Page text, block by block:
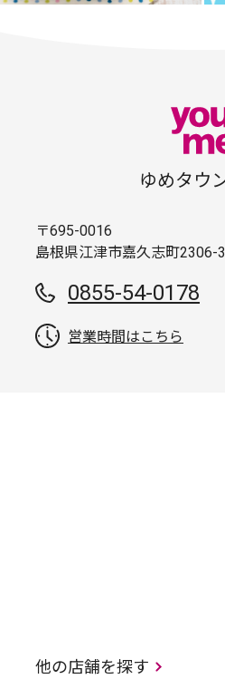
ゆめタウ
〒695-0016
島根県江津市嘉久志町2306-
0855-54-0178
営業時間はこちら
他の店舗を探す